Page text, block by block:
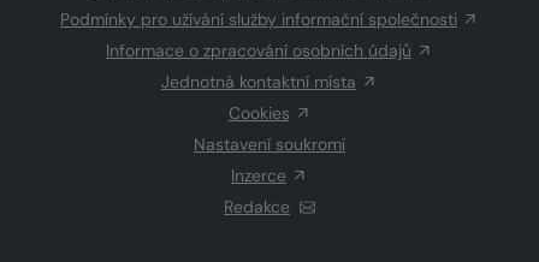
Podmínky pro užívání služby informační společnosti
Informace o zpracování osobních údajů
Jednotná kontaktní místa
Cookies
Nastavení soukromí
Inzerce
Redakce